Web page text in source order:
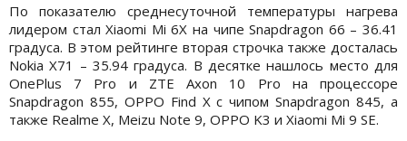
По показателю среднесуточной температуры нагрева
лидером стал Xiaomi Mi 6X на чипе Snapdragon 66 – 36.41
градуса. В этом рейтинге вторая строчка также досталась
Nokia X71 – 35.94 градуса. В десятке нашлось место для
OnePlus 7 Pro и ZTE Axon 10 Pro на процессоре
Snapdragon 855, OPPO Find X с чипом Snapdragon 845, а
также Realme X, Meizu Note 9, OPPO K3 и Xiaomi Mi 9 SE.